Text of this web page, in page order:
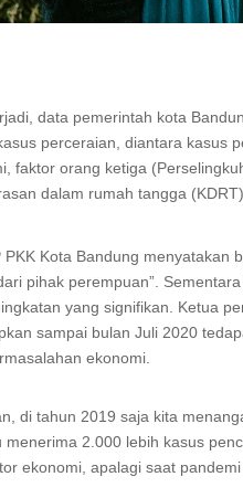
data pemerintah kota
perceraian, diantara kasus
faktor orang ketiga
dalam rumah tangga (KDRT).
Kota Bandung menyatakan
pihak perempuan”.
yang signifikan. Ketua
sampai bulan Juli 2020
ekonomi.
di tahun 2019 saja kita
2.000 lebih kasus
ekonomi, apalagi saat pandemi